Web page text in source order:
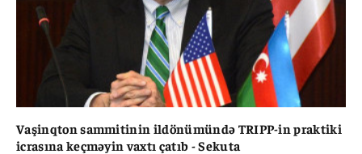
Vaşinqton sammitinin ildönümündə TRIPP-in praktiki
icrasına keçməyin vaxtı çatıb - Sekuta